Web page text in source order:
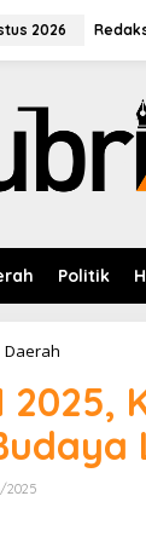
2026
Politik
Daerah
Q
H
2
0
2025,
2025